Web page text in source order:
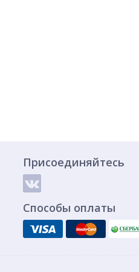
Присоединяйтесь
Способы оплаты